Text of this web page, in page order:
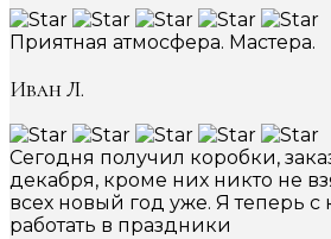
Приятная атмосфера. Мастера.
Иван Л.
Сегодня получил коробки,
декабря, кроме них никто не
всех новый год уже. Я теперь с
работать в праздники